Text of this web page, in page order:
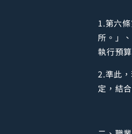
1.第六
所。」
執行預
2.準此
定，結